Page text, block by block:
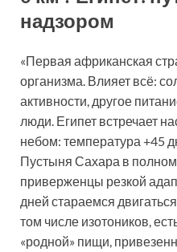
надзором
«Первая африканская
организма. Влияет всё:
активности, другое
люди. Египет встречает
небом: температура +45
Пустыня Сахара в
приверженцы резкой
дней стараемся
том числе изотоников,
«родной» пищи,